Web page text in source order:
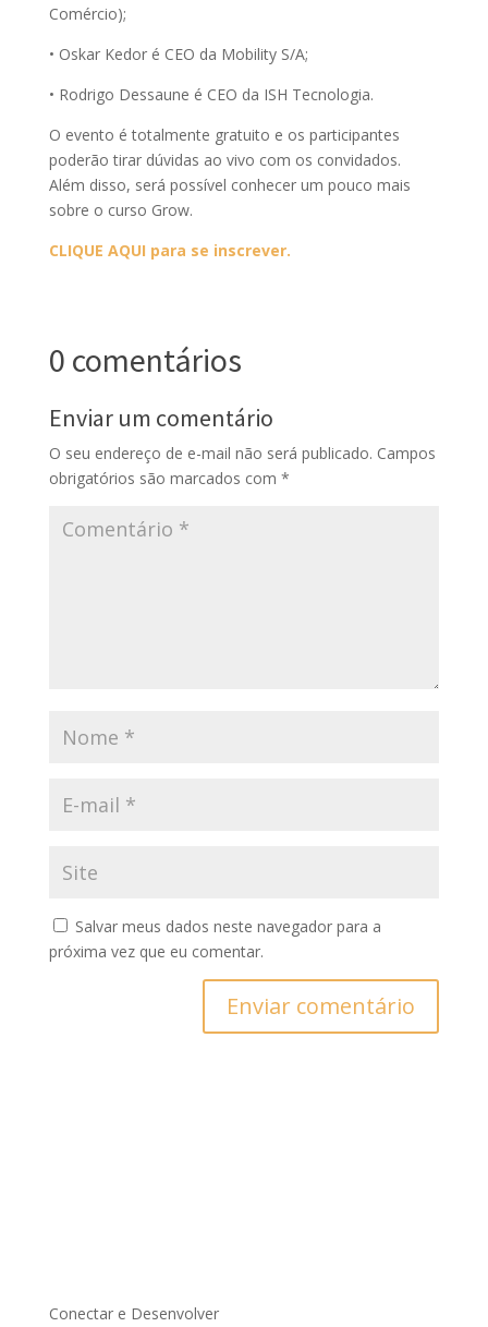
Comércio);
• Oskar Kedor é CEO da Mobility S/A;
• Rodrigo Dessaune é CEO da ISH Tecnologia.
O evento é totalmente gratuito e os participantes
poderão tirar dúvidas ao vivo com os convidados.
Além disso, será possível conhecer um pouco mais
sobre o curso Grow.
CLIQUE AQUI para se inscrever.
0 comentários
Enviar um comentário
O seu endereço de e-mail não será publicado. Campos
obrigatórios são marcados com *
Salvar meus dados neste navegador para a
próxima vez que eu comentar.
Enviar comentário
Conectar e Desenvolver